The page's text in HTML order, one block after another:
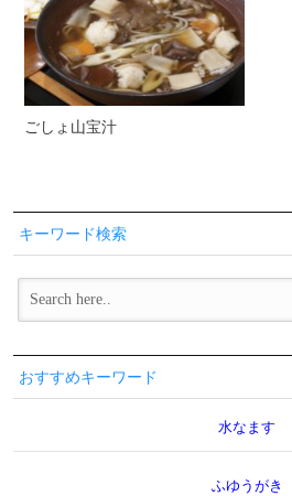
ごしょ山宝汁
キーワード検索
おすすめキーワード
水なます
ふゆうがき